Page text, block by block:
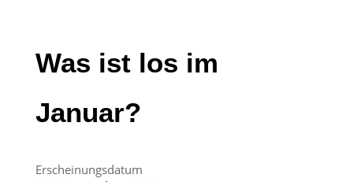
Was ist los im
Januar?
Erscheinungsdatum